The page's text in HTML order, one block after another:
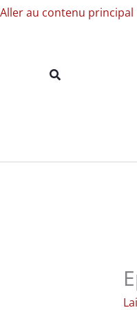
Aller au contenu principal
Aller
Rechercher